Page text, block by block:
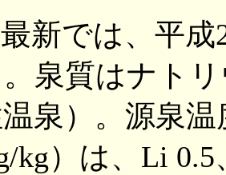
最新では、平
泉質はナト
泉）。源泉
kg）は、Li 0.5